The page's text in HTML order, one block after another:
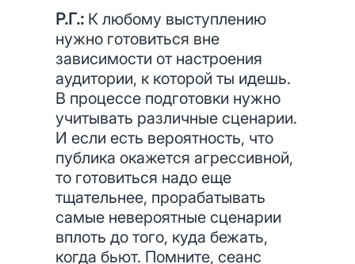
Р.Г.: К любому выступлению
нужно готовиться вне
зависимости от настроения
аудитории, к которой ты идешь.
В процессе подготовки нужно
учитывать различные сценарии.
И если есть вероятность, что
публика окажется агрессивной,
то готовиться надо еще
тщательнее, прорабатывать
самые невероятные сценарии
вплоть до того, куда бежать,
когда бьют. Помните, сеанс